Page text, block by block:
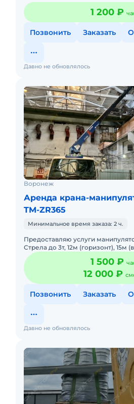
1 200 ₽
Позвонить Заказать
Давно не обновлялось
Воронеж
Аренда крана-
TM-ZR365
Минимальное время заказа: 2 ч.
Предоставляю услуги
Стрела до 3т, 12м (горизонт), 15м
Перевозка груза до 6.5м.
перемычки, пли
1 500 ₽
12 000 ₽
Позвонить Заказать
Давно не обновлялось